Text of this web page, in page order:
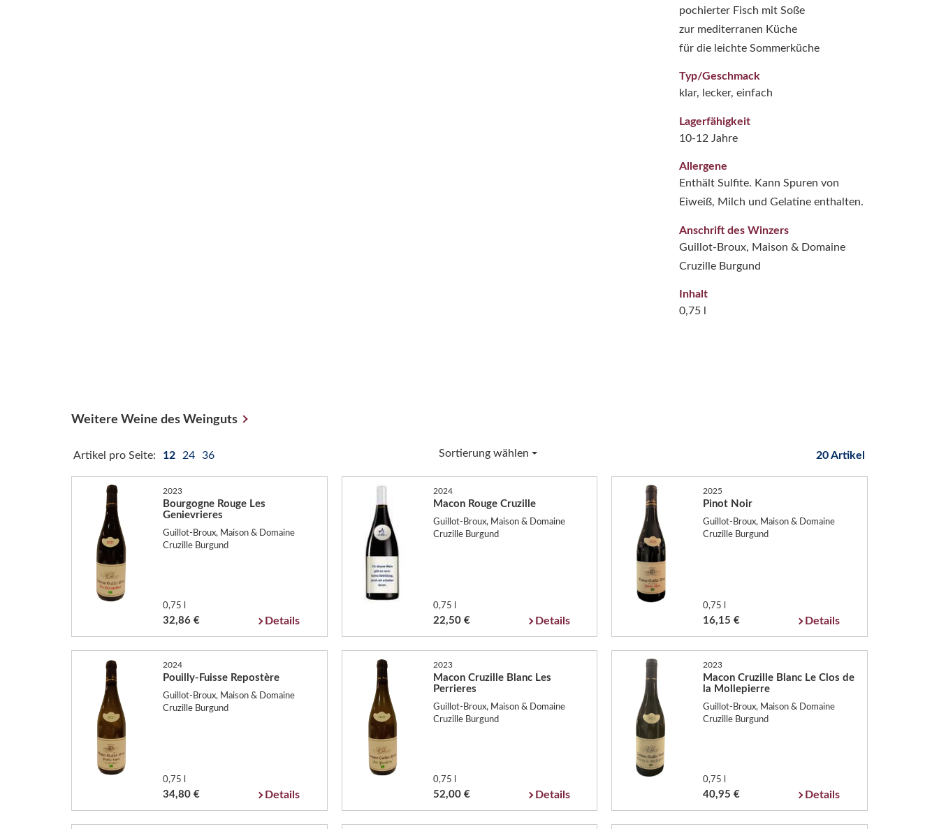
pochierter Fisch mit Soße
zur mediterranen Küche
für die leichte Sommerküche
Typ/Geschmack
klar, lecker, einfach
Lagerfähigkeit
10-12 Jahre
Allergene
Enthält Sulfite. Kann Spuren von
Eiweiß, Milch und Gelatine enthalten.
Anschrift des Winzers
Guillot-Broux, Maison & Domaine
Cruzille Burgund
Inhalt
0,75 l
Weitere Weine des Weinguts
Artikel pro Seite: 12 24 36 Sortierung wählen 20 Artikel
2023
Bourgogne Rouge Les
Genievrieres
Guillot-Broux, Maison & Domaine
Cruzille Burgund
0,75 l
32,86 € Details
2024
Macon Rouge Cruzille
Guillot-Broux, Maison & Domaine
Cruzille Burgund
0,75 l
22,50 € Details
2025
Pinot Noir
Guillot-Broux, Maison & Domaine
Cruzille Burgund
0,75 l
16,15 € Details
2024
Pouilly-Fuisse Repostère
Guillot-Broux, Maison & Domaine
Cruzille Burgund
0,75 l
34,80 € Details
2023
Macon Cruzille Blanc Les
Perrieres
Guillot-Broux, Maison & Domaine
Cruzille Burgund
0,75 l
52,00 € Details
2023
Macon Cruzille Blanc Le Clos de
la Mollepierre
Guillot-Broux, Maison & Domaine
Cruzille Burgund
0,75 l
40,95 € Details